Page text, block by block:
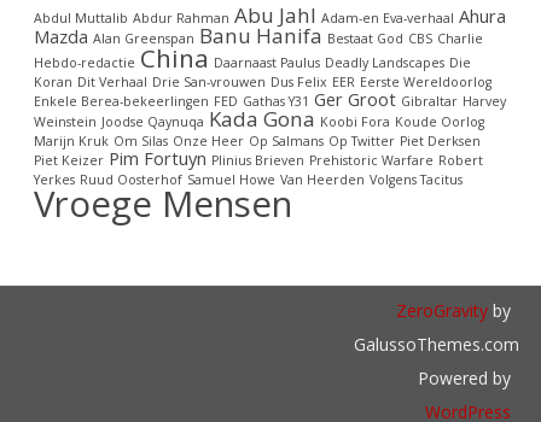
Abdul Muttalib Abdur Rahman Abu Jahl Adam-en Eva-verhaal Ahura
Mazda Alan Greenspan Banu Hanifa Bestaat God CBS Charlie
Hebdo-redactie China Daarnaast Paulus Deadly Landscapes Die
Koran Dit Verhaal Drie San-vrouwen Dus Felix EER Eerste Wereldoorlog
Enkele Berea-bekeerlingen FED Gathas Y31 Ger Groot Gibraltar Harvey
Weinstein Joodse Qaynuqa Kada Gona Koobi Fora Koude Oorlog
Marijn Kruk Om Silas Onze Heer Op Salmans Op Twitter Piet Derksen
Piet Keizer Pim Fortuyn Plinius Brieven Prehistoric Warfare Robert
Yerkes Ruud Oosterhof Samuel Howe Van Heerden Volgens Tacitus
Vroege Mensen
ZeroGravityby
GalussoThemes.com
Powered by
WordPress